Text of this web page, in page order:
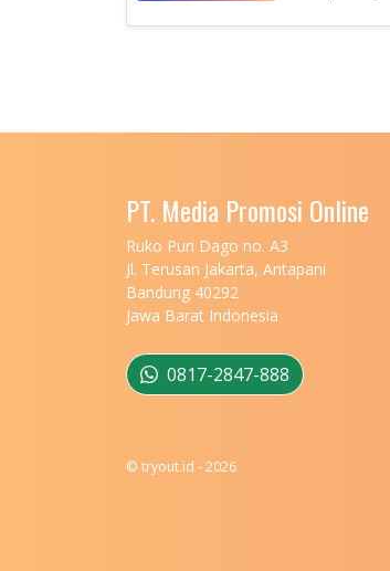
PT. Media Promosi Online
Ruko Puri Dago no. A3
Jl. Terusan Jakarta, Antapani
Bandung 40292
Jawa Barat Indonesia
0817-2847-888
© tryout.id - 2026